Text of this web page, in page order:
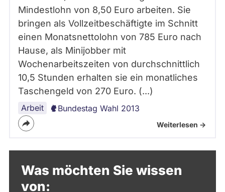
Mindestlohn von 8,50 Euro arbeiten. Sie
bringen als Vollzeitbeschäftigte im Schnitt
einen Monatsnettolohn von 785 Euro nach
Hause, als Minijobber mit
Wochenarbeitszeiten von durchschnittlich
10,5 Stunden erhalten sie ein monatliches
Taschengeld von 270 Euro. (...)
Arbeit Bundestag Wahl 2013
Weiterlesen ->
Was möchten Sie wissen
von: